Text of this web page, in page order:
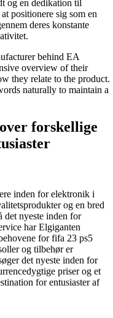
og en dedikation til
positionere sig som en
deres konstante
behind EA
overview of their
they relate to the product.
naturally to maintain a
forskellige
inden for elektronik i
og en bred
det nyeste inden for
har Elgiganten
for fifa 23 ps5
og tilbehør er
det nyeste inden for
priser og et
for entusiaster af